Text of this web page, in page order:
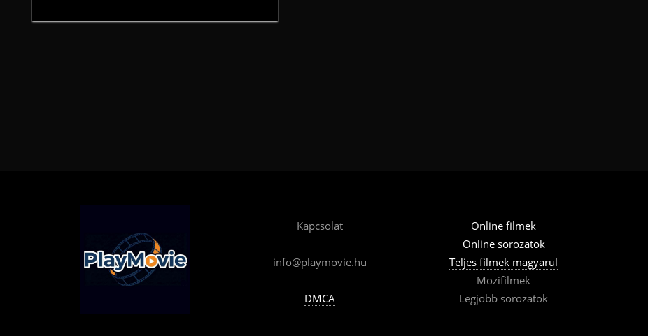
Kapcsolat
info@playmovie.hu
DMCA
Online filmek
Online sorozatok
Teljes filmek magyarul
Mozifilmek
Legjobb sorozatok